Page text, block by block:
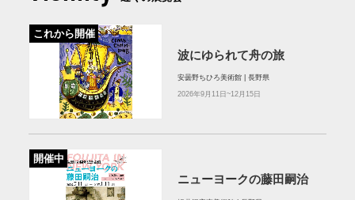
これから開催
波にゆられて舟の旅
安曇野ちひろ美術館 | 長野県
2026年9月11日~12月15日
開催中
ニューヨークの藤田嗣治